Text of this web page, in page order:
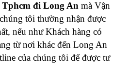
Tphcm đi Long An mà Vận
tôi thường nhận được
nếu như Khách hàng có
từ nơi khác đến Long An
của chúng tôi để được tư